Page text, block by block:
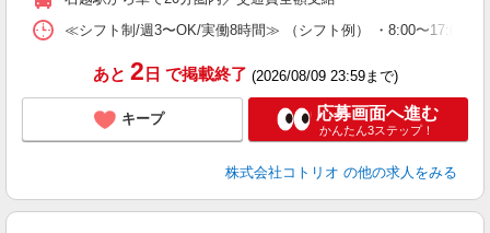
≪シフト制/週3〜OK/実働8時間≫ （シフト例） ・8:00〜17:00
あと 2 日 で掲載終了 (2026/08/09 23:59まで)
キープ 応募画面へ進む
かんたん3ステップ！
株式会社コトリオ の他の求人をみる